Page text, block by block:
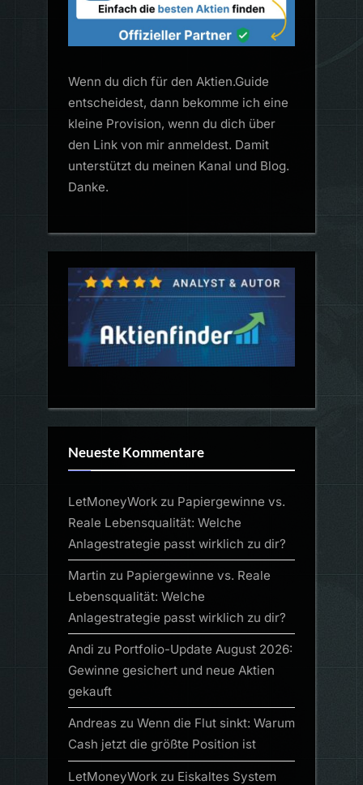
Wenn du dich für den Aktien.Guide
entscheidest, dann bekomme ich eine
kleine Provision, wenn du dich über
den Link von mir anmeldest. Damit
unterstützt du meinen Kanal und Blog.
Danke.
Neueste Kommentare
LetMoneyWork zu Papiergewinne vs.
Reale Lebensqualität: Welche
Anlagestrategie passt wirklich zu dir?
Martin zu Papiergewinne vs. Reale
Lebensqualität: Welche
Anlagestrategie passt wirklich zu dir?
Andi zu Portfolio-Update August 2026:
Gewinne gesichert und neue Aktien
gekauft
Andreas zu Wenn die Flut sinkt: Warum
Cash jetzt die größte Position ist
LetMoneyWork zu Eiskaltes System